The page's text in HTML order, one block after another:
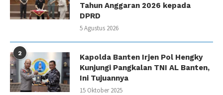
Tahun Anggaran 2026 kepada
DPRD
5 Agustus 2026
2
Kapolda Banten Irjen Pol Hengky
Kunjungi Pangkalan TNI AL Banten,
Ini Tujuannya
15 Oktober 2025